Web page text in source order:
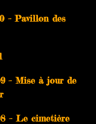
– Pavillon des
– Mise à jour de
– Le cimetière